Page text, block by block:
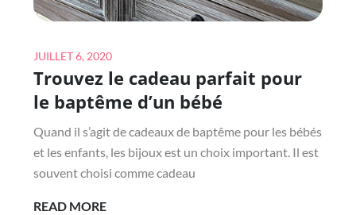
Posted
on
JUILLET 6, 2020
Trouvez le cadeau parfait pour
le baptême d’un bébé
Quand il s’agit de cadeaux de baptême pour les bébés
et les enfants, les bijoux est un choix important. Il est
souvent choisi comme cadeau
READ MORETROUVEZ